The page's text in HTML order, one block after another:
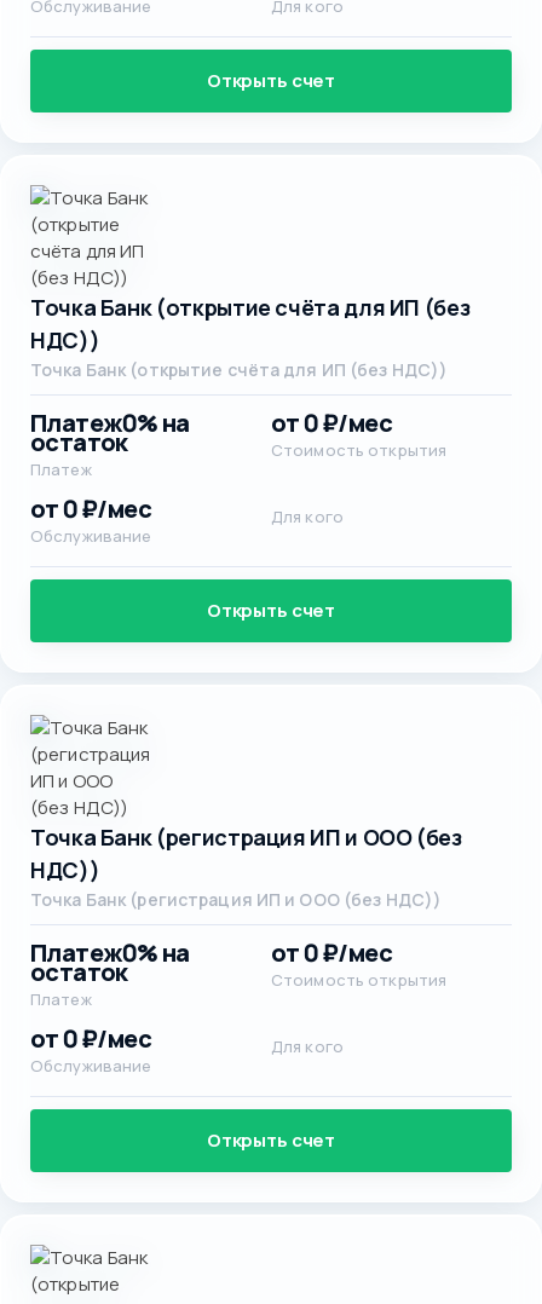
Обслуживание Для кого
Открыть счет
Точка Банк (открытие счёта для ИП (без
НДС))
Точка Банк (открытие счёта для ИП (без НДС))
Платеж0% на
остаток
Платеж
от 0 ₽/мес
Стоимость открытия
от 0 ₽/мес
Обслуживание
Для кого
Открыть счет
Точка Банк (регистрация ИП и ООО (без
НДС))
Точка Банк (регистрация ИП и ООО (без НДС))
Платеж0% на
остаток
Платеж
от 0 ₽/мес
Стоимость открытия
от 0 ₽/мес
Обслуживание
Для кого
Открыть счет